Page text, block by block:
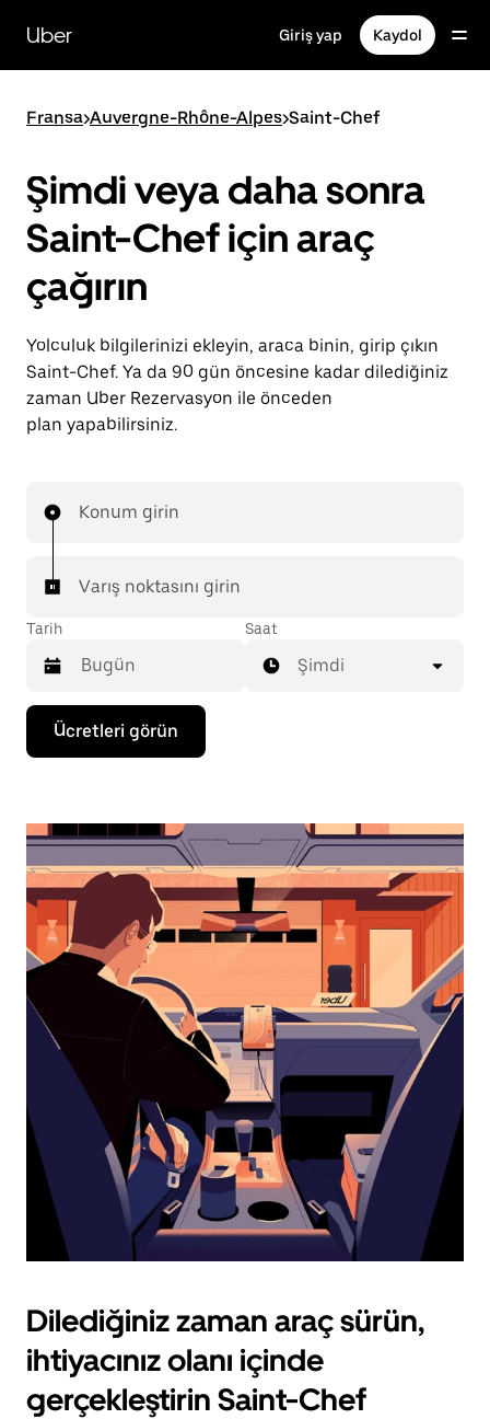
içeriğe
gidinUber Giriş yap Kaydol
Fransa>Auvergne-Rhône-Alpes>Saint-Chef
Şimdi veya daha sonra
Saint-Chef için araç
çağırın
Yolculuk bilgilerinizi ekleyin, araca binin, girip çıkın
Saint-Chef. Ya da 90 gün öncesine kadar dilediğiniz
zaman Uber Rezervasyon ile önceden
plan yapabilirsiniz.
Konum girin
Varış noktasını girin
Tarih
Takvimle
etkileşime
geçmek
seçmek
aşağı
ok
tuşuna
basın.
Takvimi
kapatmak
için
escape
tuşuna
basın.
Saat
Şimdi
Ücretleri görün
Dilediğiniz zaman araç sürün,
ihtiyacınız olanı içinde
gerçekleştirin Saint-Chef